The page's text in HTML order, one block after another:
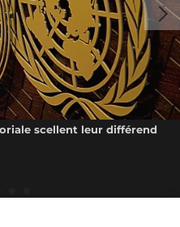
scellent leur différend